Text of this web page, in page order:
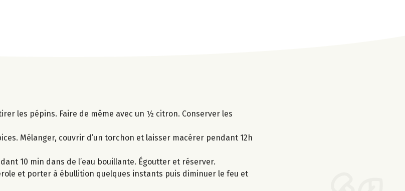
les pépins. Faire de même avec un ½ citron. Conserver les
Mélanger, couvrir d’un torchon et laisser macérer pendant 12h
10 min dans de l’eau bouillante. Égoutter et réserver.
et porter à ébullition quelques instants puis diminuer le feu et